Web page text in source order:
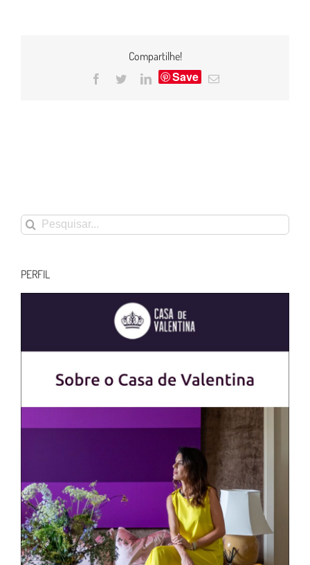
Compartilhe!
Facebook
TwitterLinkedIn
Save
E-
Buscar
resultados
PERFIL